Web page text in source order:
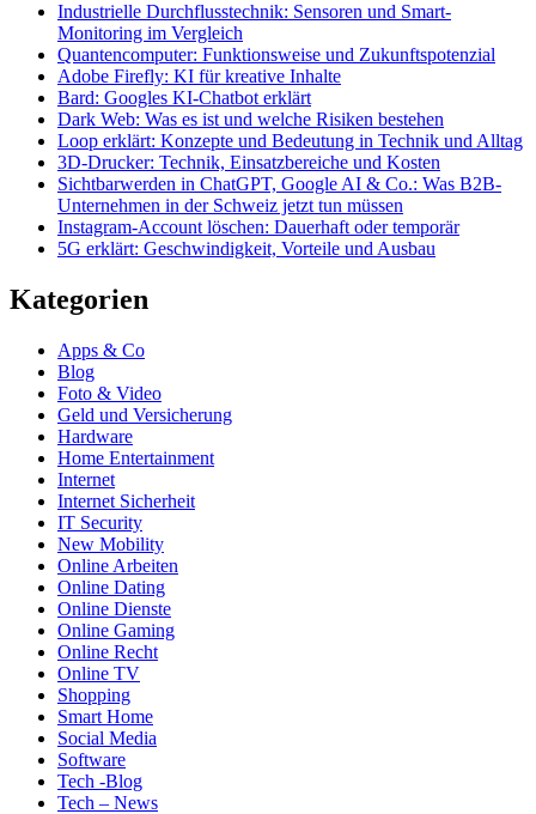
Industrielle Durchflusstechnik: Sensoren und Smart-
Monitoring im Vergleich
Quantencomputer: Funktionsweise und Zukunftspotenzial
Adobe Firefly: KI für kreative Inhalte
Bard: Googles KI-Chatbot erklärt
Dark Web: Was es ist und welche Risiken bestehen
Loop erklärt: Konzepte und Bedeutung in Technik und Alltag
3D-Drucker: Technik, Einsatzbereiche und Kosten
Sichtbarwerden in ChatGPT, Google AI & Co.: Was B2B-
Unternehmen in der Schweiz jetzt tun müssen
Instagram-Account löschen: Dauerhaft oder temporär
5G erklärt: Geschwindigkeit, Vorteile und Ausbau
Kategorien
Apps & Co
Blog
Foto & Video
Geld und Versicherung
Hardware
Home Entertainment
Internet
Internet Sicherheit
IT Security
New Mobility
Online Arbeiten
Online Dating
Online Dienste
Online Gaming
Online Recht
Online TV
Shopping
Smart Home
Social Media
Software
Tech -Blog
Tech – News